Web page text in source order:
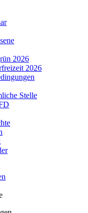
2026
2026
Stelle